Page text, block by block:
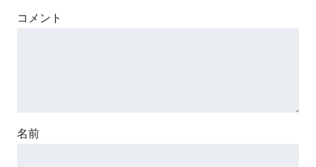
コメント
名前